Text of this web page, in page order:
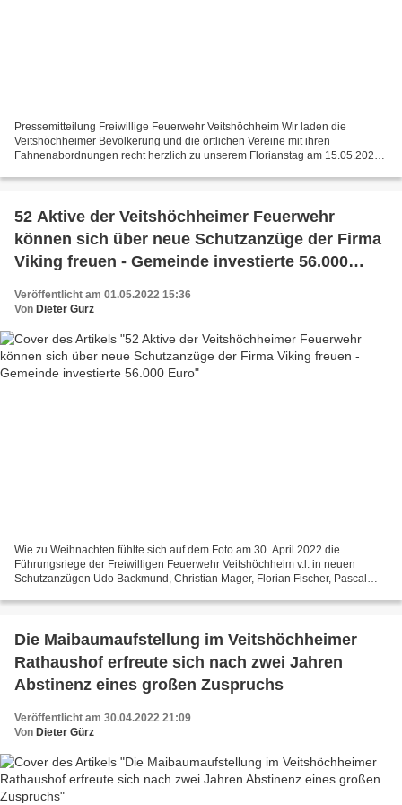
Pressemitteilung Freiwillige Feuerwehr Veitshöchheim Wir laden die
Veitshöchheimer Bevölkerung und die örtlichen Vereine mit ihren
Fahnenabordnungen recht herzlich zu unserem Florianstag am 15.05.2022
52 Aktive der Veitshöchheimer Feuerwehr
können sich über neue Schutzanzüge der Firma
Viking freuen - Gemeinde investierte 56.000
Veröffentlicht am 01.05.2022 15:36
Von Dieter Gürz
Wie zu Weihnachten fühlte sich auf dem Foto am 30. April 2022 die
Führungsriege der Freiwilligen Feuerwehr Veitshöchheim v.l. in neuen
Schutzanzügen Udo Backmund, Christian Mager, Florian Fischer, Pascal
Die Maibaumaufstellung im Veitshöchheimer
Rathaushof erfreute sich nach zwei Jahren
Abstinenz eines großen Zuspruchs
Veröffentlicht am 30.04.2022 21:09
Von Dieter Gürz